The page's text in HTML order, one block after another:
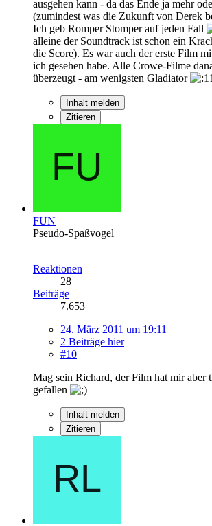
ausgehen kann - da das Ende ja mehr
(zumindest was die Zukunft von Derek
Ich geb Romper Stomper auf jeden Fall
alleine der Soundtrack ist schon ein
die Score). Es war auch der erste Film
ich gesehen habe. Alle Crowe-Filme
überzeugt - am wenigsten Gladiator
Inhalt melden
Zitieren
FUN
Pseudo-Spaßvogel
Reaktionen
28
Beiträge
7.653
24. März 2011 um 19:11
2 Beiträge hier
#10
Mag sein Richard, der Film hat mir aber
gefallen
Inhalt melden
Zitieren